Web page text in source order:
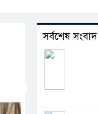
সর্বশেষ সংবাদ